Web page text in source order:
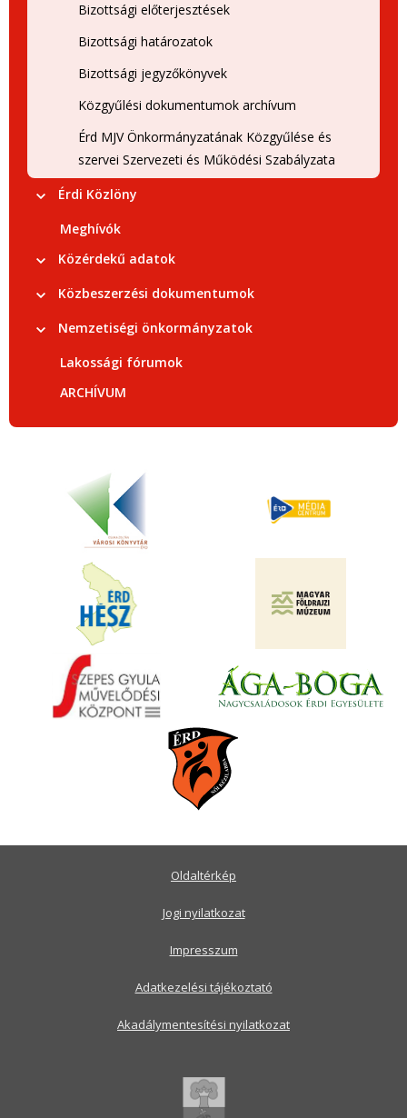
Bizottsági előterjesztések
Bizottsági határozatok
Bizottsági jegyzőkönyvek
Közgyűlési dokumentumok archívum
Érd MJV Önkormányzatának Közgyűlése és
szervei Szervezeti és Működési Szabályzata
Érdi Közlöny
Meghívók
Közérdekű adatok
Közbeszerzési dokumentumok
Nemzetiségi önkormányzatok
Lakossági fórumok
ARCHÍVUM
Oldaltérkép
Jogi nyilatkozat
Impresszum
Adatkezelési tájékoztató
Akadálymentesítési nyilatkozat